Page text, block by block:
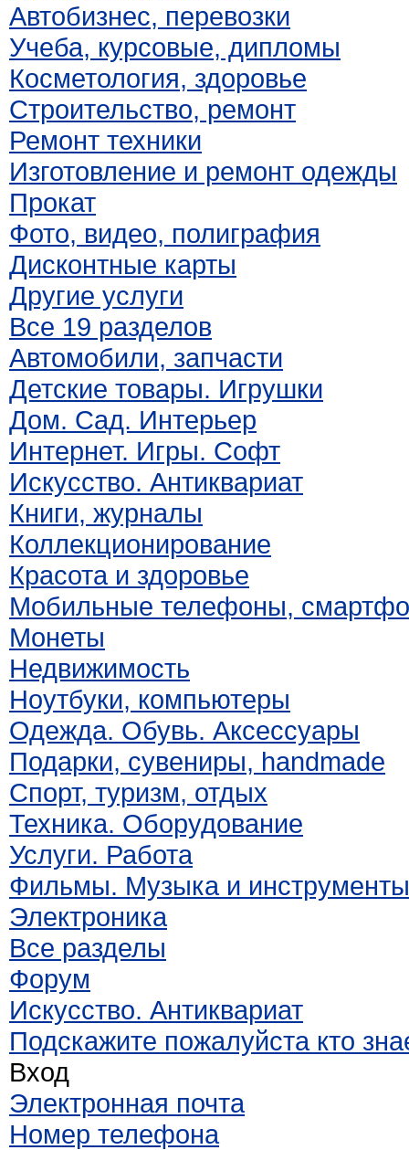
Автобизнес, перевозки
Учеба, курсовые, дипломы
Косметология, здоровье
Строительство, ремонт
Ремонт техники
Изготовление и ремонт одежды
Прокат
Фото, видео, полиграфия
Дисконтные карты
Другие услуги
Все 19 разделов
Автомобили, запчасти
Детские товары. Игрушки
Дом. Сад. Интерьер
Интернет. Игры. Софт
Искусство. Антиквариат
Книги, журналы
Коллекционирование
Красота и здоровье
Мобильные телефоны,
Монеты
Недвижимость
Ноутбуки, компьютеры
Одежда. Обувь. Аксессуары
Подарки, сувениры, handmade
Спорт, туризм, отдых
Техника. Оборудование
Услуги. Работа
Фильмы. Музыка и инструменты
Электроника
Все разделы
Форум
Искусство. Антиквариат
Подскажите пожалуйста кто
Вход
Электронная почта
Номер телефона